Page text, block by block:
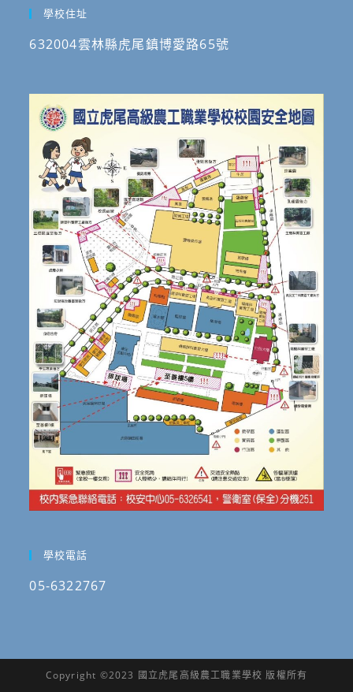
學校住址
632004雲林縣虎尾鎮博愛路65號
學校電話
05-6322767
Copyright ©2023 國立虎尾高級農工職業學校 版權所有